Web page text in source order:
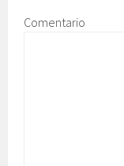
Comentario